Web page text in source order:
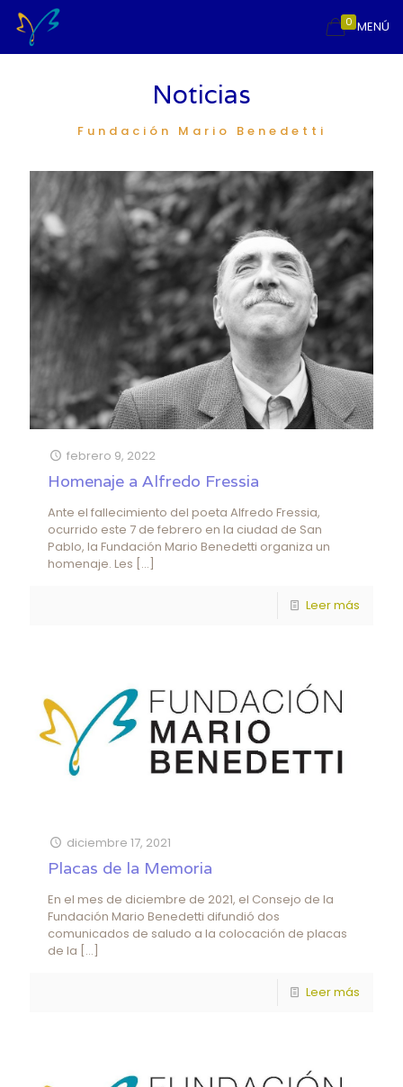
MENÚ
0
Noticias
Fundación Mario Benedetti
febrero 9, 2022
Homenaje a Alfredo Fressia
Ante el fallecimiento del poeta Alfredo Fressia,
ocurrido este 7 de febrero en la ciudad de San
Pablo, la Fundación Mario Benedetti organiza un
homenaje. Les […]
Leer más
diciembre 17, 2021
Placas de la Memoria
En el mes de diciembre de 2021, el Consejo de la
Fundación Mario Benedetti difundió dos
comunicados de saludo a la colocación de placas
de la […]
Leer más